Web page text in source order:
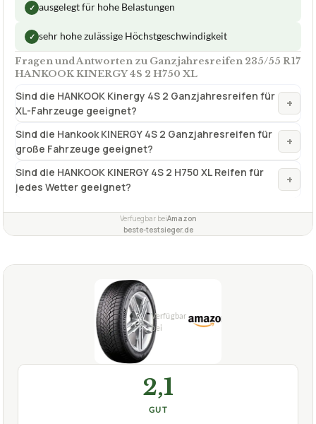
✓ ausgelegt für hohe Belastungen
✓ sehr hohe zulässige Höchstgeschwindigkeit
Fragen und Antworten zu Ganzjahresreifen 235/55 R17
HANKOOK KINERGY 4S 2 H750 XL
Sind die HANKOOK Kinergy 4S 2 Ganzjahresreifen für
XL-Fahrzeuge geeignet?
+
Sind die Hankook KINERGY 4S 2 Ganzjahresreifen für
große Fahrzeuge geeignet?
+
Sind die HANKOOK KINERGY 4S 2 H750 XL Reifen für
jedes Wetter geeignet?
+
Verfuegbar beiAmazon
beste-testsieger.de
2,1
GUT